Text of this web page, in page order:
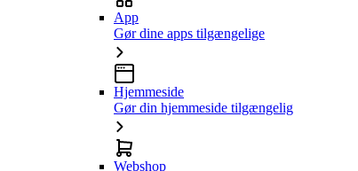
App
Gør dine apps tilgængelige
Hjemmeside
Gør din hjemmeside tilgængelig
Webshop